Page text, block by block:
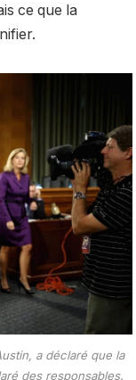
ce que la
a déclaré que la
des responsables.